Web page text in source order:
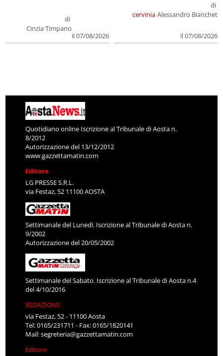
di
Cinzia Timpano
il 07/08/2026
cervinia
di
Alessandro Bianchet
il 07/08/2026
Quotidiano online Iscrizione al Tribunale di Aosta n.
8/2012
Autorizzazione del 13/12/2012
www.gazzettamatin.com
Editore
LG PRESSE S.R.L.
via Festaz, 52 11100 AOSTA
Settimanale del Lunedì. Iscrizione al Tribunale di Aosta n.
9/2002
Autorizzazione del 20/05/2002
Settimanale del Sabato. Iscrizione al Tribunale di Aosta n.4
del 4/10/2016
REDAZIONE
via Festaz, 52 - 11100 Aosta
Tel: 0165/231711 - Fax: 0165/1820141
Mail:segreteria@gazzettamatin.com
Editore